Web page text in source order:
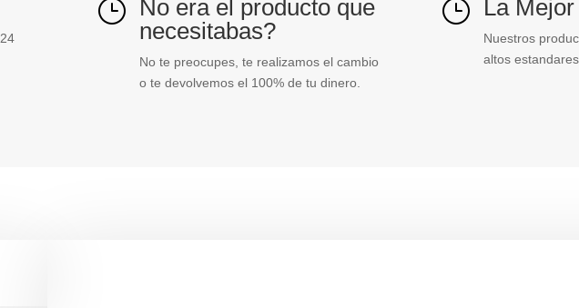
} No era el producto que
necesitabas?
No te preocupes, te realizamos el cambio
o te devolvemos el 100% de tu dinero.
} La
Nuestros
altos